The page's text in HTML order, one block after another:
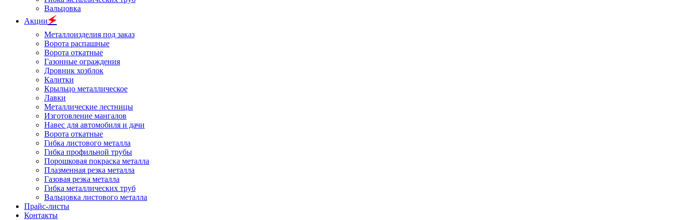
Вальцовка
Акции🗲
Металлоизделия под заказ
Ворота распашные
Ворота откатные
Газонные ограждения
Дровник хозблок
Калитки
Крыльцо металлическое
Лавки
Металлические лестницы
Изготовление мангалов
Навес для автомобиля и дачи
Ворота откатные
Гибка листового металла
Гибка профильной трубы
Порошковая покраска металла
Плазменная резка металла
Газовая резка металла
Гибка металлических труб
Вальцовка листового металла
Прайс-листы
Контакты